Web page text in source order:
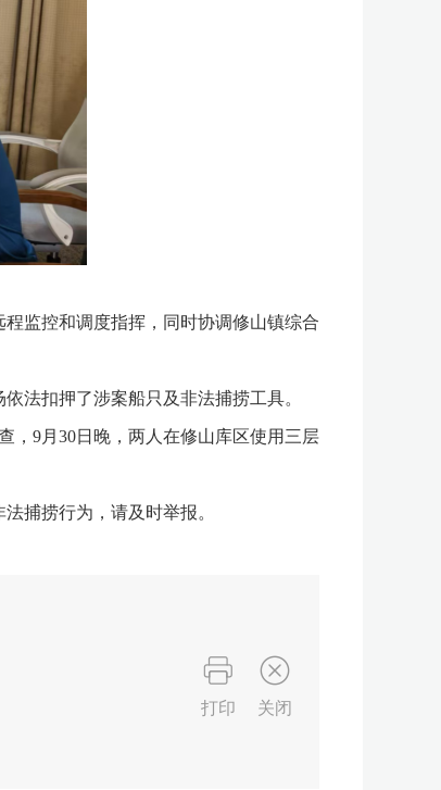
监控和调度指挥，同时协调修山镇综合
法扣押了涉案船只及非法捕捞工具。
9月30日晚，两人在修山库区使用三层
捕捞行为，请及时举报。
打印 关闭